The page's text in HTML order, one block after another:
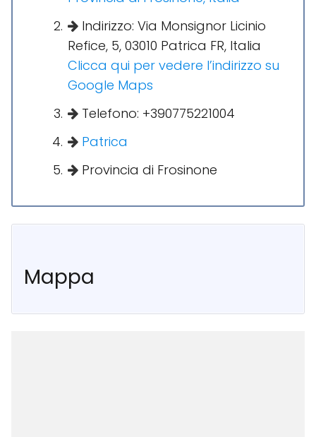
Indirizzo: Via Monsignor Licinio
Refice, 5, 03010 Patrica FR, Italia
Clicca qui per vedere l’indirizzo su
Google Maps
Telefono: +390775221004
Patrica
Provincia di Frosinone
Mappa